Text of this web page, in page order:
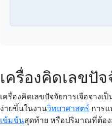
เครื่องคิดเลขปั
เครื่องคิดเลขปัจจัยการเจือจาง
ง่ายขึ้นในงานวิทยาศาสตร์ การ
เข้มข้นสุดท้าย หรือปริมาณที่ต้อง